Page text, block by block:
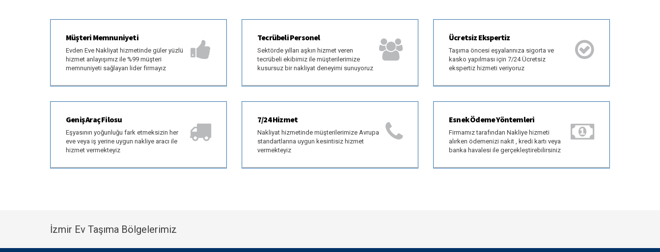
Müşteri Memnuniyeti
Evden Eve Nakliyat hizmetinde güler yüzlü
hizmet anlayışımız ile %99 müşteri
memnuniyeti sağlayan lider firmayız
Geniş Araç Filosu
Eşyasının yoğunluğu fark etmeksizin her
eve veya iş yerine uygun nakliye aracı ile
hizmet vermekteyiz
Tecrübeli Personel
Sektörde yılları aşkın hizmet veren
tecrübeli ekibimiz ile müşterilerimize
kusursuz bir nakliyat deneyimi sunuyoruz
7/24 Hizmet
Nakliyat hizmetinde müşterilerimize Avrupa
standartlarına uygun kesintisiz hizmet
vermekteyiz
Ücretsiz Ekspertiz
Taşıma öncesi eşyalarınıza sigorta ve
kasko yapılması için 7/24 Ücretsiz
ekspertiz hizmeti veriyoruz
Esnek Ödeme Yöntemleri
Firmamız tarafından Nakliye hizmeti
alırken ödemenizi nakit , kredi kartı veya
banka havalesi ile gerçekleştirebilirsiniz
İzmir Ev Taşıma Bölgelerimiz